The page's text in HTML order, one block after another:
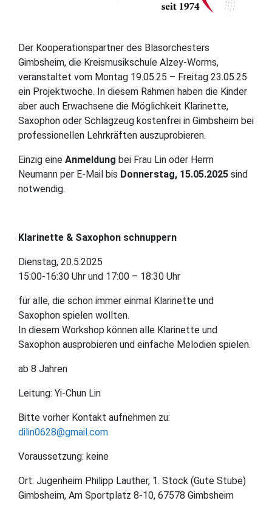
Der Kooperationspartner des Blasorchesters
Gimbsheim, die Kreismusikschule Alzey-Worms,
veranstaltet vom Montag 19.05.25 – Freitag 23.05.25
ein Projektwoche. In diesem Rahmen haben die Kinder
aber auch Erwachsene die Möglichkeit Klarinette,
Saxophon oder Schlagzeug kostenfrei in Gimbsheim bei
professionellen Lehrkräften auszuprobieren.
Einzig eine Anmeldung bei Frau Lin oder Herrn
Neumann per E-Mail bis Donnerstag, 15.05.2025 sind
notwendig.
Klarinette & Saxophon schnuppern
Dienstag, 20.5.2025
15:00-16:30 Uhr und 17:00 – 18:30 Uhr
für alle, die schon immer einmal Klarinette und
Saxophon spielen wollten.
In diesem Workshop können alle Klarinette und
Saxophon ausprobieren und einfache Melodien spielen.
ab 8 Jahren
Leitung: Yi-Chun Lin
Bitte vorher Kontakt aufnehmen zu:
dilin0628@gmail.com
Voraussetzung: keine
Ort: Jugenheim Philipp Lauther, 1. Stock (Gute Stube)
Gimbsheim, Am Sportplatz 8-10, 67578 Gimbsheim